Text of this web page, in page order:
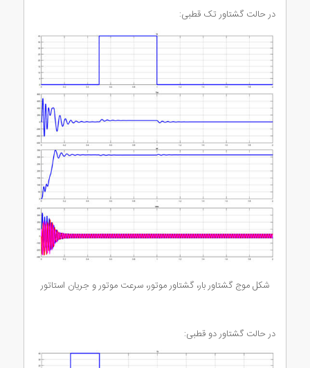
در حالت گشتاور تک قطبی:
شکل موج گشتاور بار، گشتاور موتور، سرعت موتور و جریان استاتور
در حالت گشتاور دو قطبی: